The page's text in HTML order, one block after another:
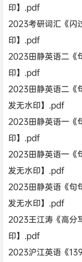
印】.pdf
2023考研词汇《闪
印】.pdf
2023田静英语二《
印】.pdf
2023田静英语二《
发无水印】.pdf
2023田静英语一《
印】.pdf
2023田静英语一《
发无水印】.pdf
2023田静英语《句
发无水印】.pdf
2023王江涛《高分
印】.pdf
2023沪江英语《